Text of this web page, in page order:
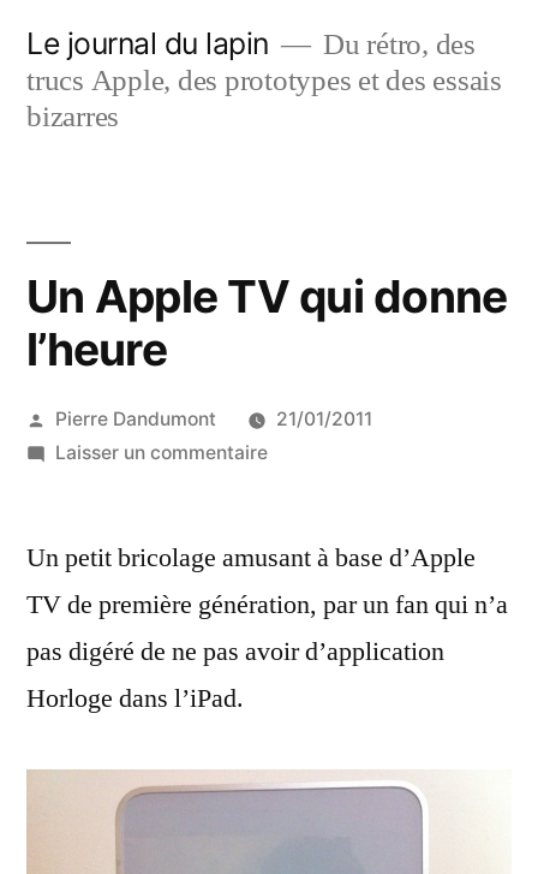
contenu
Le journal du lapin
Du rétro, des
trucs Apple, des prototypes et des essais
bizarres
Un Apple TV qui donne
l’heure
Publié
par
Pierre Dandumont
21/01/2011
Laisser un commentairesur
TV
donne
l’heure
Un petit bricolage amusant à base d’Apple
TV de première génération, par un fan qui n’a
pas digéré de ne pas avoir d’application
Horloge dans l’iPad.